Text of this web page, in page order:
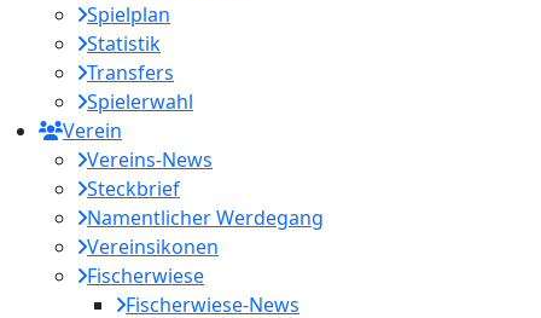
Spielplan
Statistik
Transfers
Spielerwahl
Verein
Vereins-News
Steckbrief
Namentlicher Werdegang
Vereinsikonen
Fischerwiese
Fischerwiese-News